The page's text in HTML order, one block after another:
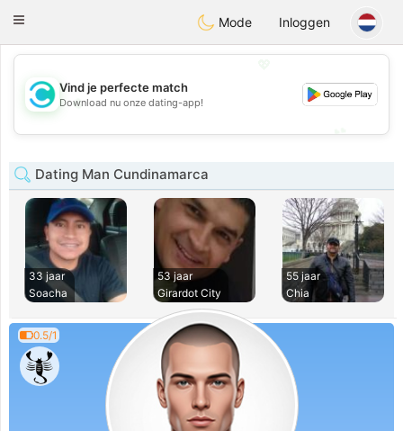
olombiaCitas
Toggle
Mode Inloggen
💖
💕
Vind je perfecte match
Download nu onze dating-app!
Dating Man Cundinamarca
33 jaar
Soacha
53 jaar
Girardot City
55 jaar
Chia
0.5/1